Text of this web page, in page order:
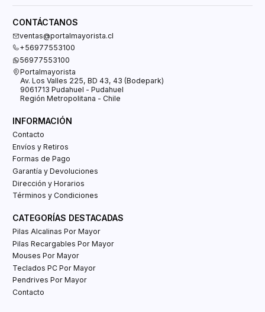
CONTÁCTANOS
ventas@portalmayorista.cl
+56977553100
56977553100
Portalmayorista
Av. Los Valles 225, BD 43, 43 (Bodepark)
9061713 Pudahuel - Pudahuel
Región Metropolitana - Chile
INFORMACIÓN
Contacto
Envíos y Retiros
Formas de Pago
Garantía y Devoluciones
Dirección y Horarios
Términos y Condiciones
CATEGORÍAS DESTACADAS
Pilas Alcalinas Por Mayor
Pilas Recargables Por Mayor
Mouses Por Mayor
Teclados PC Por Mayor
Pendrives Por Mayor
Contacto